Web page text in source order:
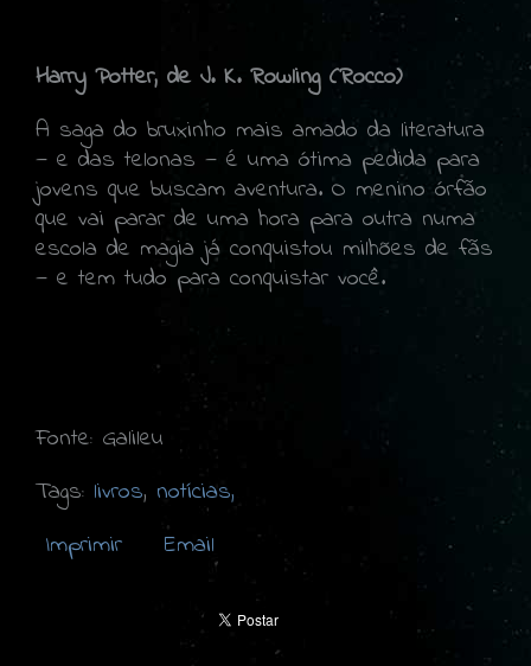
Harry Potter, de J. K. Rowling (Rocco)
A saga do bruxinho mais amado da literatura
— e das telonas — é uma ótima pedida para
jovens que buscam aventura. O menino órfão
que vai parar de uma hora para outra numa
escola de magia já conquistou milhões de fãs
— e tem tudo para conquistar você.
Fonte: Galileu
Tags: livros, notícias,
Imprimir
Email